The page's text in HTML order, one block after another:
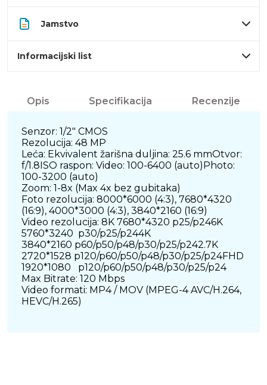
Jamstvo
Informacijski list
Opis Specifikacija Recenzije
Senzor: 1/2" CMOS
Rezolucija: 48 MP
Leća: Ekvivalent žarišna duljina: 25.6 mmOtvor:
f/1.8ISO raspon: Video: 100-6400 (auto)Photo:
100-3200 (auto)
Zoom: 1-8x (Max 4x bez gubitaka)
Foto rezolucija: 8000*6000 (4:3), 7680*4320
(16:9), 4000*3000 (4:3), 3840*2160 (16:9)
Video rezolucija: 8K 7680*4320 p25/p246K
5760*3240 p30/p25/p244K
3840*2160 p60/p50/p48/p30/p25/p242.7K
2720*1528 p120/p60/p50/p48/p30/p25/p24FHD
1920*1080 p120/p60/p50/p48/p30/p25/p24
Max Bitrate: 120 Mbps
Video formati: MP4 / MOV (MPEG-4 AVC/H.264,
HEVC/H.265)